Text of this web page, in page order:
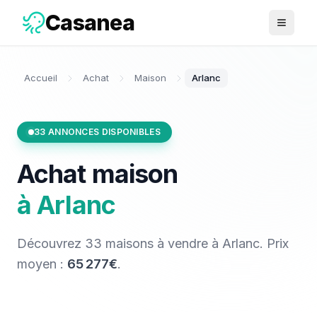
Casanea Ouvrir
Accueil Achat Maison Arlanc
33 ANNONCES DISPONIBLES
Achat maison
àArlanc
Découvrez 33 maisons à vendre à Arlanc. Prix
moyen : 65 277€.